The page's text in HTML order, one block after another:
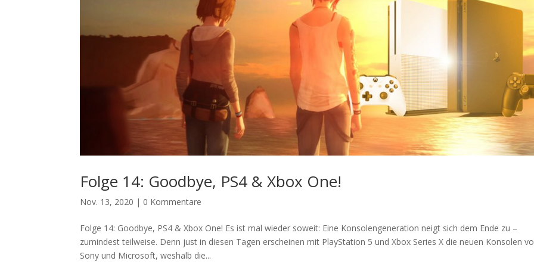
Folge 14: Goodbye, PS4 & Xbox One!
Nov. 13, 2020 | 0 Kommentare
Folge 14: Goodbye, PS4 & Xbox One! Es ist mal wieder soweit: Eine Konsolengeneration neigt sich dem Ende zu –
zumindest teilweise. Denn just in diesen Tagen erscheinen mit PlayStation 5 und Xbox Series X die neuen Konsolen
Sony und Microsoft, weshalb die...